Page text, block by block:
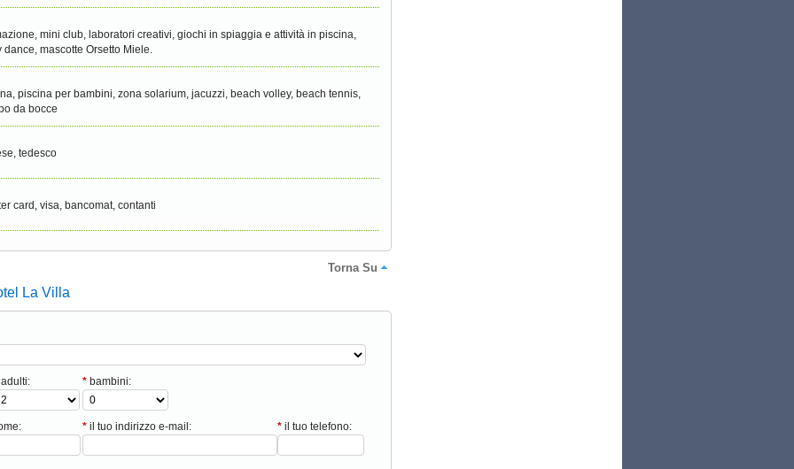
mini club, laboratori creativi, giochi in spiaggia e attività in piscina,
dance, mascotte Orsetto Miele.
piscina per bambini, zona solarium, jacuzzi, beach volley, beach tennis,
da bocce
tedesco
card, visa, bancomat, contanti
Torna Su
La Villa
*bambini:
*il tuo indirizzo e-mail: *il tuo telefono: